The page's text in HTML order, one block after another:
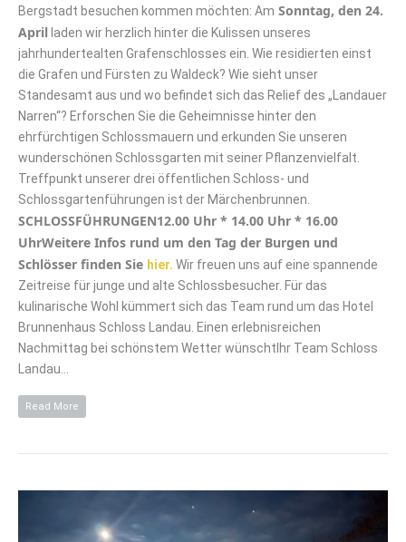
Bergstadt besuchen kommen möchten: Am Sonntag, den 24.
April laden wir herzlich hinter die Kulissen unseres
jahrhundertealten Grafenschlosses ein. Wie residierten einst
die Grafen und Fürsten zu Waldeck? Wie sieht unser
Standesamt aus und wo befindet sich das Relief des „Landauer
Narren“? Erforschen Sie die Geheimnisse hinter den
ehrfürchtigen Schlossmauern und erkunden Sie unseren
wunderschönen Schlossgarten mit seiner Pflanzenvielfalt.
Treffpunkt unserer drei öffentlichen Schloss- und
Schlossgartenführungen ist der Märchenbrunnen.
SCHLOSSFÜHRUNGEN12.00 Uhr * 14.00 Uhr * 16.00
UhrWeitere Infos rund um den Tag der Burgen und
Schlösser finden Sie hier. Wir freuen uns auf eine spannende
Zeitreise für junge und alte Schlossbesucher. Für das
kulinarische Wohl kümmert sich das Team rund um das Hotel
Brunnenhaus Schloss Landau. Einen erlebnisreichen
Nachmittag bei schönstem Wetter wünschtIhr Team Schloss
Landau…
Read More